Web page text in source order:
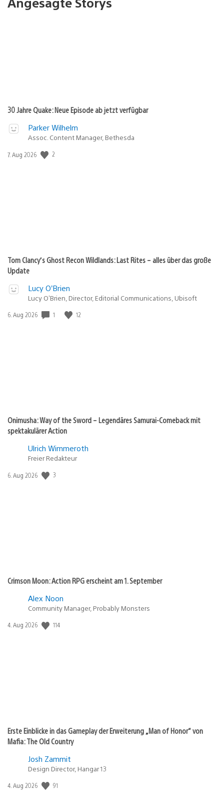
30 Jahre Quake: Neue Episode ab jetzt verfügbar
Parker Wilhelm
Assoc. Content Manager, Bethesda
Veröffentlichungsdatum:
7. Aug 2026 2
Tom Clancy’s Ghost Recon Wildlands: Last Rites – alles über das große
Update
Lucy O’Brien
Lucy O’Brien, Director, Editorial Communications, Ubisoft
Veröffentlichungsdatum:
6. Aug 2026 1 12
Onimusha: Way of the Sword – Legendäres Samurai-Comeback mit
spektakulärer Action
Ulrich Wimmeroth
Freier Redakteur
Veröffentlichungsdatum:
6. Aug 2026 3
Crimson Moon: Action RPG erscheint am 1. September
Alex Noon
Community Manager, Probably Monsters
Veröffentlichungsdatum:
4. Aug 2026 114
Erste Einblicke in das Gameplay der Erweiterung „Man of Honor“ von
Mafia: The Old Country
Josh Zammit
Design Director, Hangar 13
Veröffentlichungsdatum:
4. Aug 2026 91